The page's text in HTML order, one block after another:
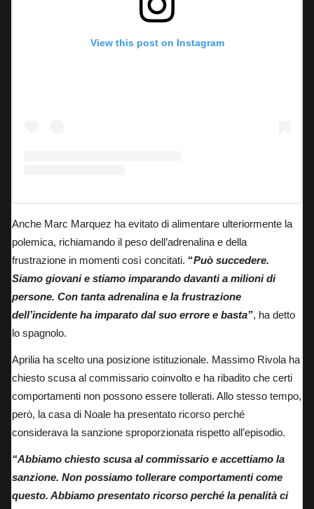
View this post on Instagram
Anche Marc Marquez ha evitato di alimentare ulteriormente la
polemica, richiamando il peso dell’adrenalina e della
frustrazione in momenti così concitati. “Può succedere.
Siamo giovani e stiamo imparando davanti a milioni di
persone. Con tanta adrenalina e la frustrazione
dell’incidente ha imparato dal suo errore e basta”, ha detto
lo spagnolo.
Aprilia ha scelto una posizione istituzionale. Massimo Rivola ha
chiesto scusa al commissario coinvolto e ha ribadito che certi
comportamenti non possono essere tollerati. Allo stesso tempo,
però, la casa di Noale ha presentato ricorso perché
considerava la sanzione sproporzionata rispetto all’episodio.
“Abbiamo chiesto scusa al commissario e accettiamo la
sanzione. Non possiamo tollerare comportamenti come
questo. Abbiamo presentato ricorso perché la penalità ci